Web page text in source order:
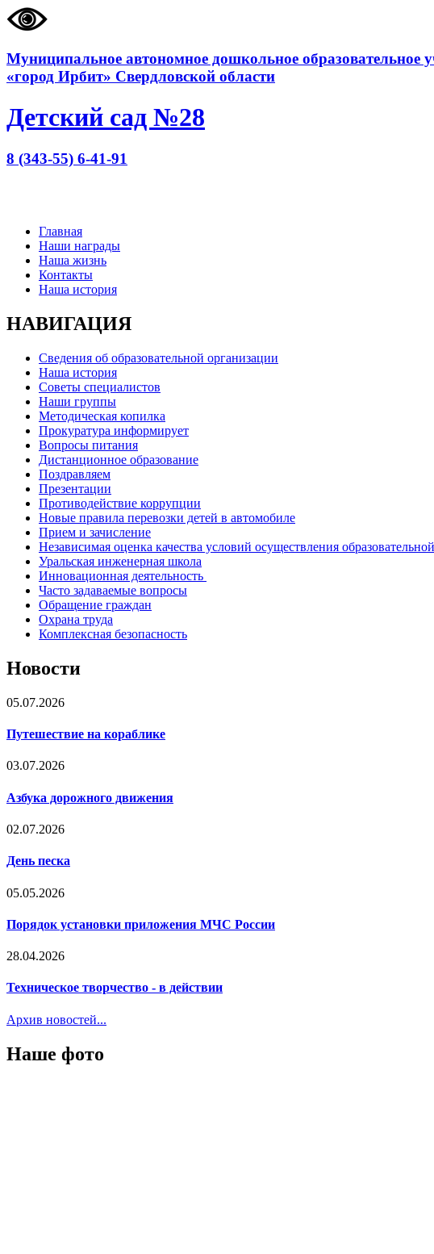
Муниципальное автономное дошкольное образовательное
«город Ирбит» Свердловской области
Детский сад №28
8 (343-55) 6-41-91
Главная
Наши награды
Наша жизнь
Контакты
Наша история
НАВИГАЦИЯ
Сведения об образовательной организации
Наша история
Советы специалистов
Наши группы
Методическая копилка
Прокуратура информирует
Вопросы питания
Дистанционное образование
Поздравляем
Презентации
Противодействие коррупции
Новые правила перевозки детей в автомобиле
Прием и зачисление
Независимая оценка качества условий осуществления
Уральская инженерная школа
Инновационная деятельность
Часто задаваемые вопросы
Обращение граждан
Охрана труда
Комплексная безопасность
Новости
05.07.2026
Путешествие на кораблике
03.07.2026
Азбука дорожного движения
02.07.2026
День песка
05.05.2026
Порядок установки приложения МЧС России
28.04.2026
Техническое творчество - в действии
Архив новостей...
Наше фото